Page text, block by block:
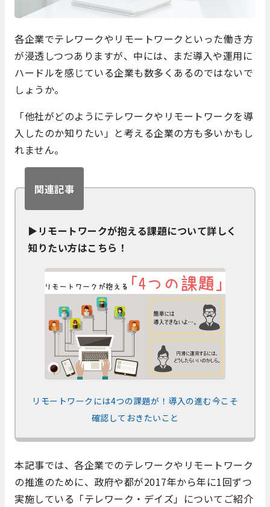
各企業でテレワークやリモートワークといった働き方
が浸透しつつありますが、中には、まだ導入や運用に
ハードルを感じている企業も数多くあるのではないで
しょうか。
「他社がどのようにテレワークやリモートワークを導
入したのか知りたい」と考える企業の方も多いかもし
れません。
関連記事
▶リモートワークが抱える課題について詳しく
知りたい方はこちら！
リモートワークには4つの課題が！導入の進む今こそ
確認しておきたいこと
本記事では、各企業でのテレワークやリモートワーク
の推進のために、政府や都が2017年から年に1回ずつ
実施している「テレワーク・デイズ」についてご紹介